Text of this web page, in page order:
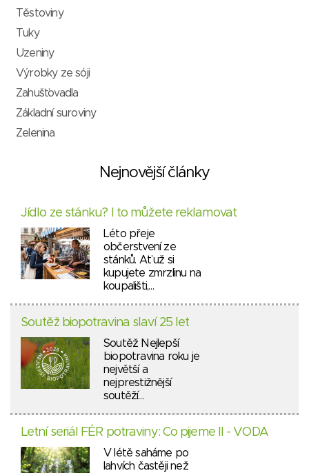
Těstoviny
Tuky
Uzeniny
Výrobky ze sóji
Zahušťovadla
Základní suroviny
Zelenina
Nejnovější články
Jídlo ze stánku? I to můžete reklamovat
Léto přeje
občerstvení ze
stánků. Ať už si
kupujete zmrzlinu na
koupališti,…
Soutěž biopotravina slaví 25 let
Soutěž Nejlepší
biopotravina roku je
největší a
nejprestižnější
soutěží…
Letní seriál FÉR potraviny: Co pijeme II - VODA
V létě saháme po
lahvích častěji než